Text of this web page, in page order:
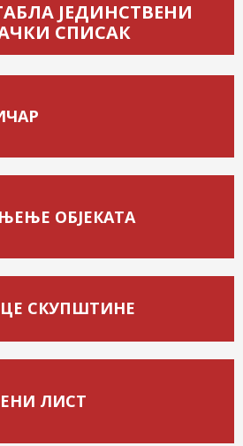
ЈЕДИНСТВЕНИ
СПИСАК
ОБЈЕКАТА
СКУПШТИНЕ
ЛИСТ